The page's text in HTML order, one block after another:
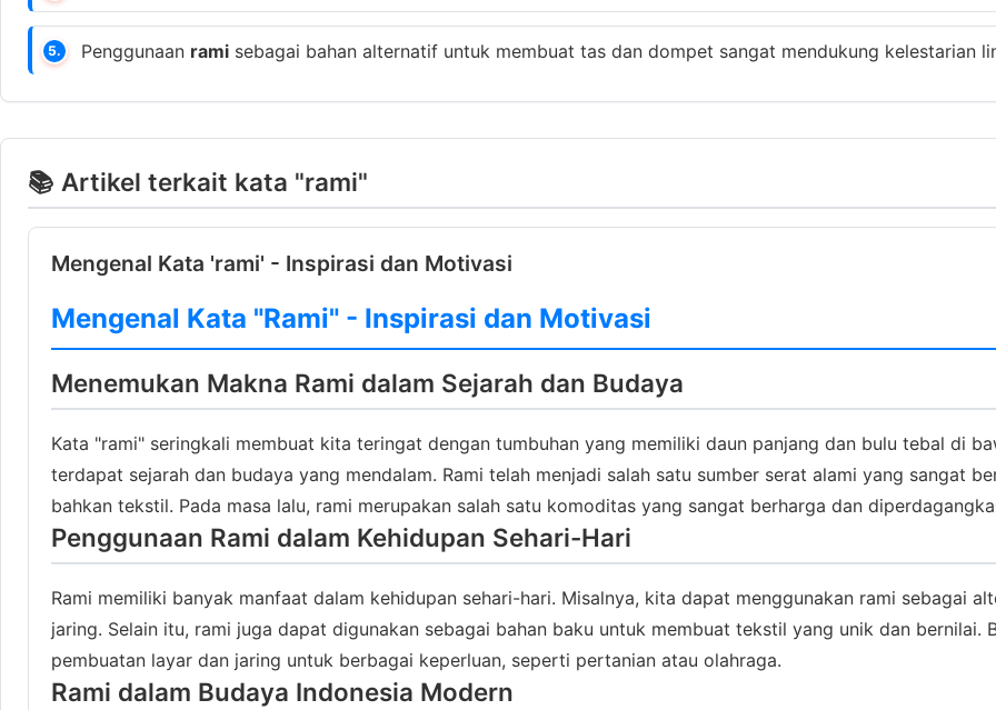
5. Penggunaan rami sebagai bahan alternatif untuk membuat tas dan dompet sangat mendukung kelestarian
📚 Artikel terkait kata "rami"
Mengenal Kata 'rami' - Inspirasi dan Motivasi
Mengenal Kata "Rami" - Inspirasi dan Motivasi
Menemukan Makna Rami dalam Sejarah dan Budaya
Kata "rami" seringkali membuat kita teringat dengan tumbuhan yang memiliki daun panjang dan bulu tebal di
terdapat sejarah dan budaya yang mendalam. Rami telah menjadi salah satu sumber serat alami yang sangat
bahkan tekstil. Pada masa lalu, rami merupakan salah satu komoditas yang sangat berharga dan
Penggunaan Rami dalam Kehidupan Sehari-Hari
Rami memiliki banyak manfaat dalam kehidupan sehari-hari. Misalnya, kita dapat menggunakan rami sebagai
jaring. Selain itu, rami juga dapat digunakan sebagai bahan baku untuk membuat tekstil yang unik dan bernilai.
pembuatan layar dan jaring untuk berbagai keperluan, seperti pertanian atau olahraga.
Rami dalam Budaya Indonesia Modern